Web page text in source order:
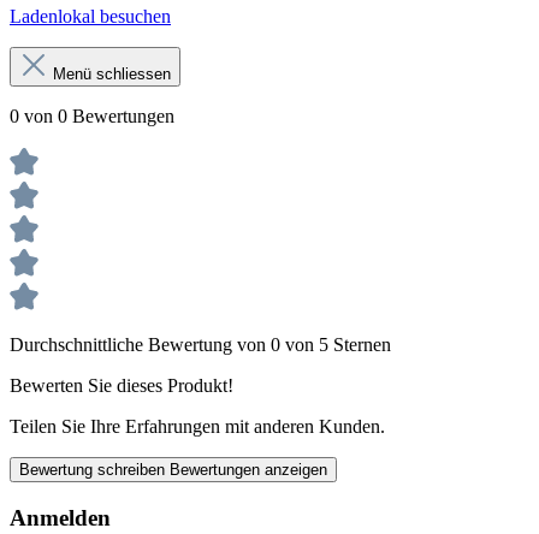
Ladenlokal besuchen
Menü schliessen
0 von 0 Bewertungen
Durchschnittliche Bewertung von 0 von 5 Sternen
Bewerten Sie dieses Produkt!
Teilen Sie Ihre Erfahrungen mit anderen Kunden.
Bewertung schreiben Bewertungen anzeigen
Anmelden